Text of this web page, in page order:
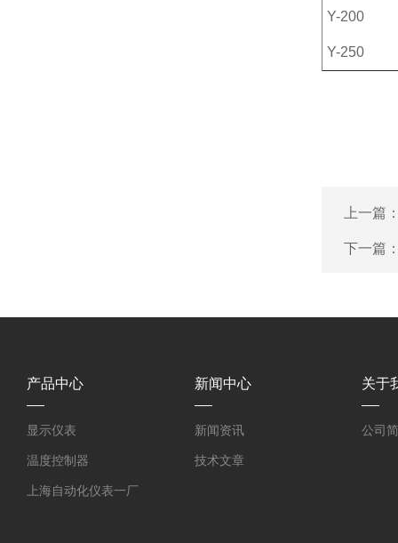
Y-200
Y-250
上一篇
下一篇
产品中心
显示仪表
温度控制器
上海自动化仪表一厂
新闻中心
新闻资讯
技术文章
关于
公司